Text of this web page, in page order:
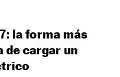
la forma más
de cargar un